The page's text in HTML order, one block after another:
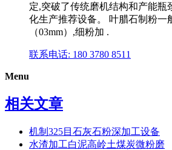
定,突破了传统磨机结构和产能瓶
化生产推荐设备。 叶腊石制粉一
（03mm）,细粉加 .
联系电话: 180 3780 8511
Menu
相关文章
机制325目石灰石粉深加工设备
水渣加工白泥高岭土煤炭微粉磨